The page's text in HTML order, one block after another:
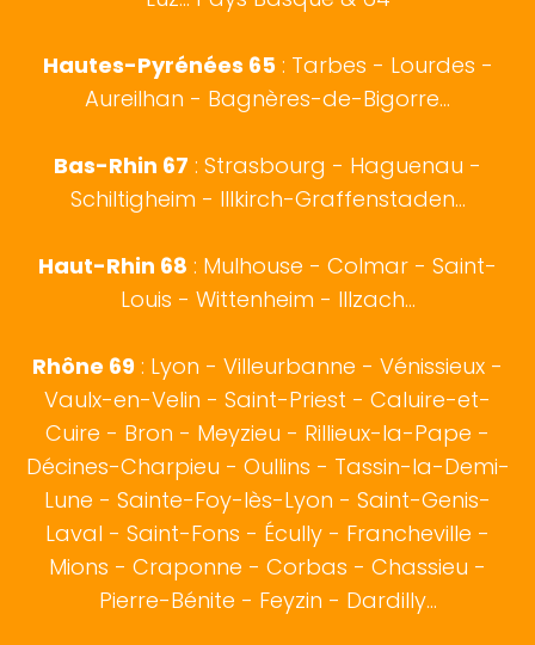
Hautes-Pyrénées 65: Tarbes - Lourdes -
Aureilhan - Bagnères-de-Bigorre...
Bas-Rhin 67 : Strasbourg - Haguenau -
Schiltigheim - Illkirch-Graffenstaden...
Haut-Rhin 68 : Mulhouse - Colmar - Saint-
Louis - Wittenheim - Illzach...
Rhône 69 : Lyon - Villeurbanne - Vénissieux -
Vaulx-en-Velin - Saint-Priest - Caluire-et-
Cuire - Bron - Meyzieu - Rillieux-la-Pape -
Décines-Charpieu - Oullins - Tassin-la-Demi-
Lune - Sainte-Foy-lès-Lyon - Saint-Genis-
Laval - Saint-Fons - Écully - Francheville -
Mions - Craponne - Corbas - Chassieu -
Pierre-Bénite - Feyzin - Dardilly...